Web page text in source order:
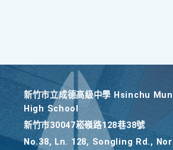
新竹巿立成德高級中學 Hsinchu
High School
新竹巿30047崧嶺路128巷38號
No.38, Ln. 128, Songling Rd.,